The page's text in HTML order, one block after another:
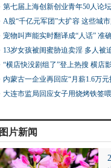
第七届上海创新创业青年50人论坛
A股“千亿元军团”大扩容 这些城
宠物叫声能实时翻译成“人话” 准
13岁女孩被闺蜜胁迫卖淫 多人被
“横店快没剧组了”登上热搜 横店
内蒙古一企业再回应“月薪1.6万元
大连市监局回应女子用烧烤铁签
图片新闻